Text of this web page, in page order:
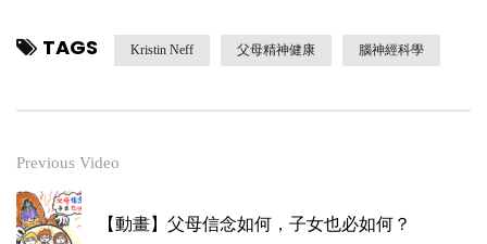
TAGS Kristin Neff 父母精神健康 腦神經科學
Previous Video
【動畫】父母信念如何，子女也必如何？